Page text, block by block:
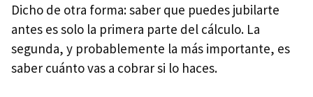
Dicho de otra forma: saber que puedes jubilarte
antes es solo la primera parte del cálculo. La
segunda, y probablemente la más importante, es
saber cuánto vas a cobrar si lo haces.